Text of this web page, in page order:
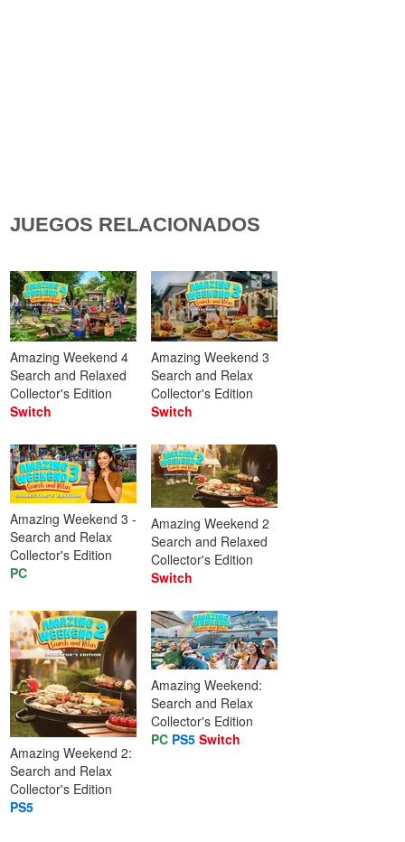
JUEGOS RELACIONADOS
Amazing Weekend 4
Search and Relaxed
Collector's Edition
Switch
Amazing Weekend 3
Search and Relax
Collector's Edition
Switch
Amazing Weekend 3 -
Search and Relax
Collector's Edition
PC
Amazing Weekend 2
Search and Relaxed
Collector's Edition
Switch
Amazing Weekend 2:
Search and Relax
Collector's Edition
PS5
Amazing Weekend:
Search and Relax
Collector's Edition
PC PS5 Switch